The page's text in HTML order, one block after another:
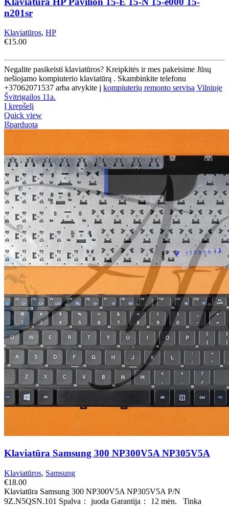
n201sr
Klaviatūros, HP
€15.00
Negalite pasikeisti klaviatūros? Kreipkitės ir mes pakeisime Jūsų
nešiojamo kompiuterio klaviatūrą . Skambinkite telefonu
+37062071537 arba atvykite į kompiuterių remonto servisą Vilniuje
Švitrigailos 11a.
Į krepšelį
Quick view
Išparduota
Klaviatūra Samsung 300 NP300V5A NP305V5A
Klaviatūros, Samsung
€18.00
Klaviatūra Samsung 300 NP300V5A NP305V5A P/N
9Z.N5QSN.101 Spalva： juoda Garantija： 12 mėn. Tinka